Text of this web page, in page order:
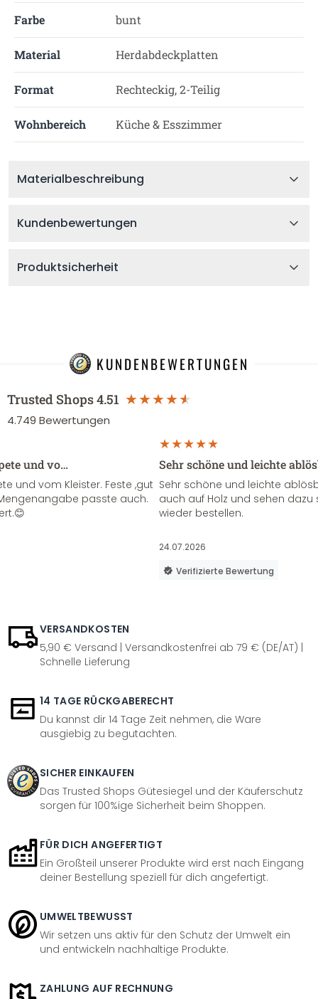
Farbe bunt
Material Herdabdeckplatten
Format Rechteckig, 2-Teilig
Wohnbereich Küche & Esszimmer
Materialbeschreibung
Kundenbewertungen
Produktsicherheit
KUNDENBEWERTUNGEN
Trusted Shops4.51
4.749 Bewertungen
und vo…
und vom Kleister. Feste ,gut
passte auch.
Sehr schöne und leichte
Sehr schöne und leichte
auch auf Holz und sehen
wieder bestellen.
24.07.2026
Verifizierte Bewertung
VERSANDKOSTEN
5,90 € Versand | Versandkostenfrei ab 79 € (DE/AT) |
Schnelle Lieferung
14 TAGE RÜCKGABERECHT
Du kannst dir 14 Tage Zeit nehmen, die Ware
ausgiebig zu begutachten.
SICHER EINKAUFEN
Das Trusted Shops Gütesiegel und der Käuferschutz
sorgen für 100%ige Sicherheit beim Shoppen.
FÜR DICH ANGEFERTIGT
Ein Großteil unserer Produkte wird erst nach Eingang
deiner Bestellung speziell für dich angefertigt.
UMWELTBEWUSST
Wir setzen uns aktiv für den Schutz der Umwelt ein
und entwickeln nachhaltige Produkte.
ZAHLUNG AUF RECHNUNG